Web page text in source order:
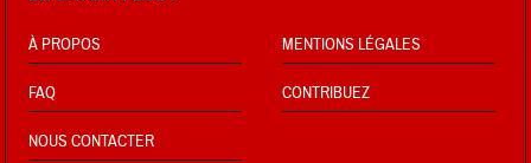
À PROPOS MENTIONS LÉGALES
FAQ CONTRIBUEZ
NOUS CONTACTER